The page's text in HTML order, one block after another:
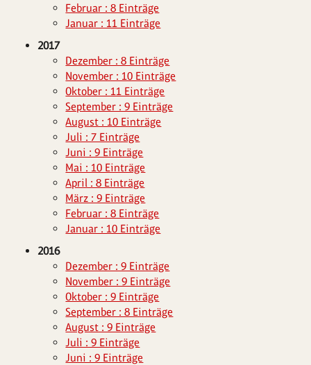
Februar : 8 Einträge
Januar : 11 Einträge
2017
Dezember : 8 Einträge
November : 10 Einträge
Oktober : 11 Einträge
September : 9 Einträge
August : 10 Einträge
Juli : 7 Einträge
Juni : 9 Einträge
Mai : 10 Einträge
April : 8 Einträge
März : 9 Einträge
Februar : 8 Einträge
Januar : 10 Einträge
2016
Dezember : 9 Einträge
November : 9 Einträge
Oktober : 9 Einträge
September : 8 Einträge
August : 9 Einträge
Juli : 9 Einträge
Juni : 9 Einträge